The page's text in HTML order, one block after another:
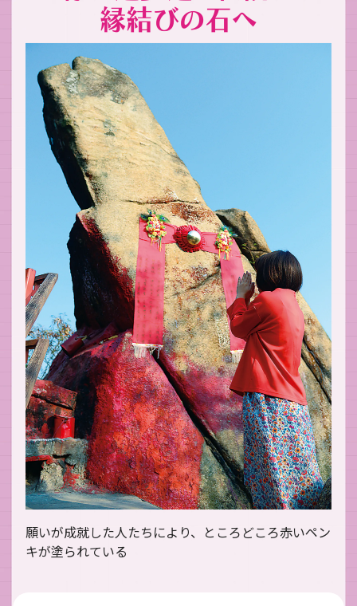
願いが成就した人たちにより、ところどころ赤いペン
キが塗られている